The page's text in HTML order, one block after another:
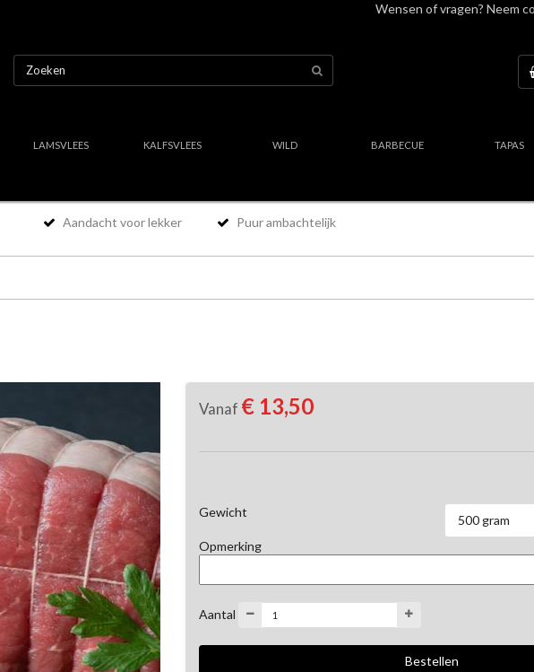
Wensen of vragen? Neem
LAMSVLEES KALFSVLEES WILD BARBECUE TAPAS
Aandacht voor lekker Puur ambachtelijk
Vanaf € 13,50
Gewicht
500 gram
Opmerking
Aantal